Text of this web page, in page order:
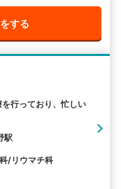
する
行っており、忙しい
駅
/リウマチ科